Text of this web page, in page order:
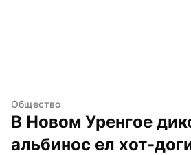
Общество
В Новом Уренгое
альбинос ел хот-